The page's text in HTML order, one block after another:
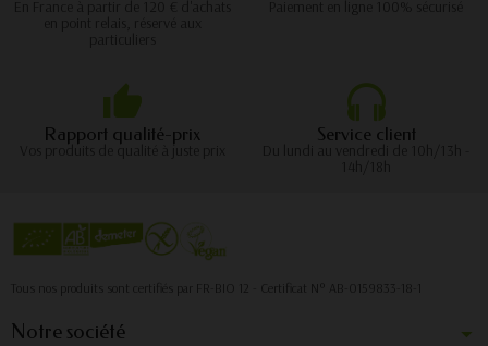
Rapport qualité-prix Service client
Tous nos produits sont certifiés par FR-BIO 12 - Certificat N° AB-0159833-18-1
Notre société